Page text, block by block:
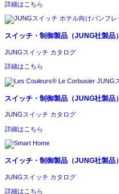
詳細はこちら
スイッチ・制御製品（JUNG社製品）
JUNGスイッチ カタログ
詳細はこちら
スイッチ・制御製品（JUNG社製品）
JUNGスイッチ カタログ
詳細はこちら
スイッチ・制御製品（JUNG社製品）
JUNGスイッチ カタログ
詳細はこちら